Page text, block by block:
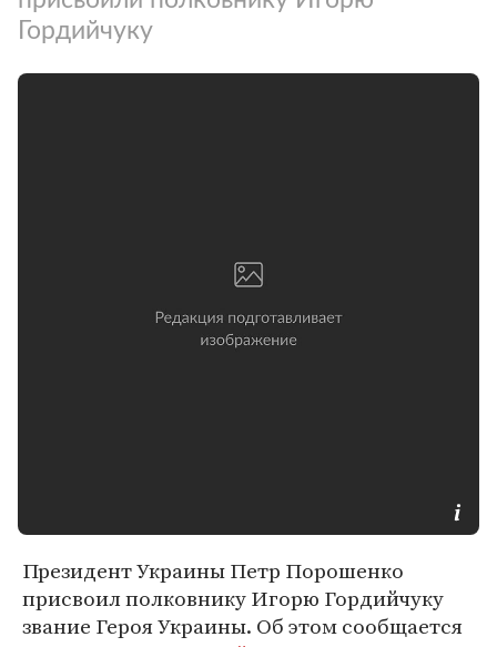
Гордийчуку
Президент Украины Петр Порошенко
присвоил полковнику Игорю Гордийчуку
звание Героя Украины. Об этом сообщается